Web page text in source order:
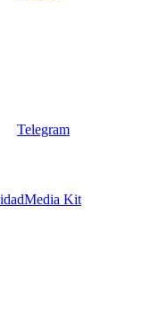
Telegram
Media Kit